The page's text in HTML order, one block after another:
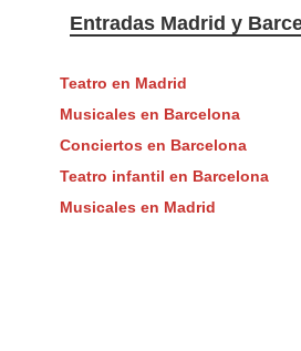
Entradas Madrid y
Teatro en Madrid
Musicales en Barcelona
Conciertos en Barcelona
Teatro infantil en Barcelona
Musicales en Madrid